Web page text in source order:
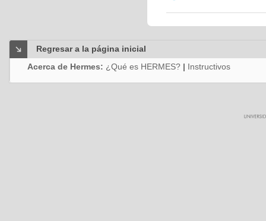
Regresar a la página inicial
Acerca de Hermes: ¿Qué es HERMES? | Instructivos